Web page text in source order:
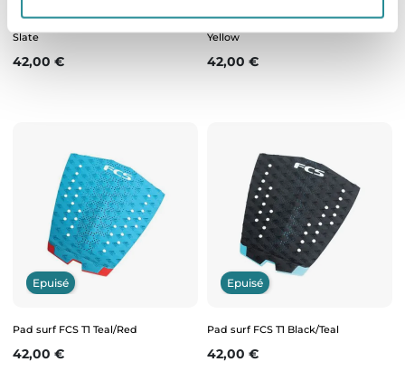
Slate
Prix
42,00 €
Yellow
Prix
42,00 €
Epuisé
Pad surf FCS T1 Teal/Red
Prix
42,00 €
Epuisé
Pad surf FCS T1 Black/Teal
Prix
42,00 €